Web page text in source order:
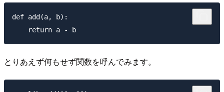
def add(a, b):
とりあえず何もせず関数を呼んでみます。